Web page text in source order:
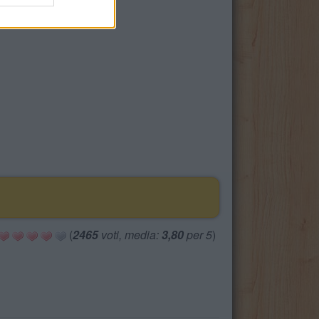
(2465voti, media: 3,80per 5)